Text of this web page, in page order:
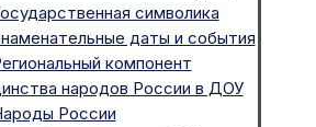
символика
даты и события
компонент
народов России в ДОУ
России